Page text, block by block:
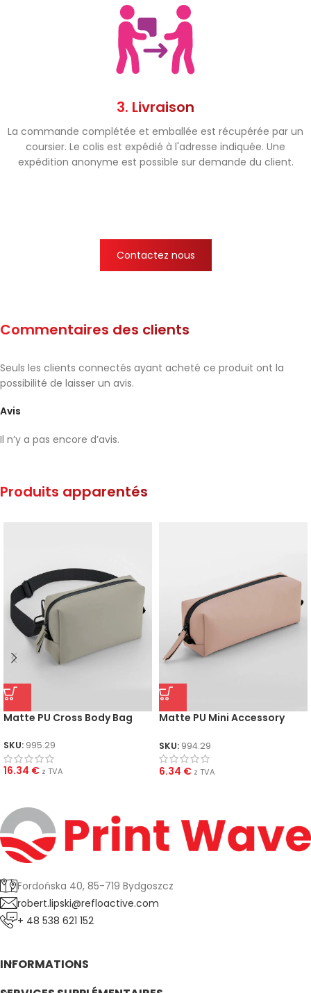
3. Livraison
La commande complétée et emballée est récupérée par un
coursier. Le colis est expédié à l'adresse indiquée. Une
expédition anonyme est possible sur demande du client.
Contactez nous
Commentaires des clients
Avis
Il n’y a pas encore d’avis.
Seuls les clients connectés ayant acheté ce produit ont la
possibilité de laisser un avis.
Produits apparentés
Matte PU Cross Body Bag
SKU: 995.29
16.34 € z TVA
Matte PU Mini Accessory
SKU: 994.29
6.34 € z TVA
Fordońska 40, 85-719 Bydgoszcz
robert.lipski@refloactive.com
+ 48 538 621 152
INFORMATIONS